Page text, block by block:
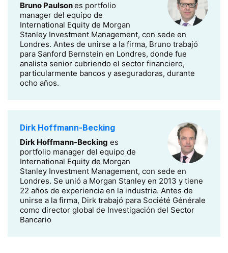
Bruno Paulsones portfolio
manager del equipo de
International Equity de Morgan
Stanley Investment Management, con sede en
Londres. Antes de unirse a la firma, Bruno trabajó
para Sanford Bernstein en Londres, donde fue
analista senior cubriendo el sector financiero,
particularmente bancos y aseguradoras, durante
ocho años.
Dirk Hoffmann-Becking
Dirk Hoffmann-Becking es
portfolio manager del equipo de
International Equity de Morgan
Stanley Investment Management, con sede en
Londres. Se unió a Morgan Stanley en 2013 y tiene
22 años de experiencia en la industria. Antes de
unirse a la firma, Dirk trabajó para Société Générale
como director global de Investigación del Sector
Bancario